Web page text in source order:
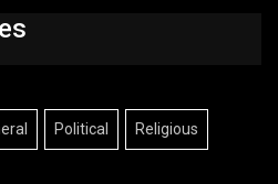
Political Religious